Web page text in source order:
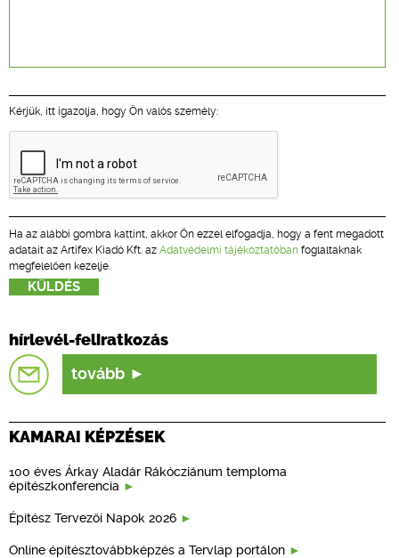
Kérjük, itt igazolja, hogy Ön valós személy:
Ha az alábbi gombra kattint, akkor Ön ezzel elfogadja, hogy a fent megadott
adatait az Artifex Kiadó Kft. az Adatvédelmi tájékoztatóban foglaltaknak
megfelelően kezelje.
hírlevél-feliratkozás
tovább
KAMARAI KÉPZÉSEK
100 éves Árkay Aladár Rákócziánum temploma
építészkonferencia
Építész Tervezői Napok 2026
Online építésztovábbképzés a Tervlap portálon